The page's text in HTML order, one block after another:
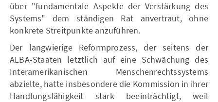
über "fundamentale Aspekte der Verstärkung des
Systems" dem ständigen Rat anvertraut, ohne
konkrete Streitpunkte anzuführen.
Der langwierige Reformprozess, der seitens der
ALBA-Staaten letztlich auf eine Schwächung des
Interamerikanischen Menschenrechtssystems
abzielte, hatte insbesondere die Kommission in ihrer
Handlungsfähigkeit stark beeinträchtigt, weil